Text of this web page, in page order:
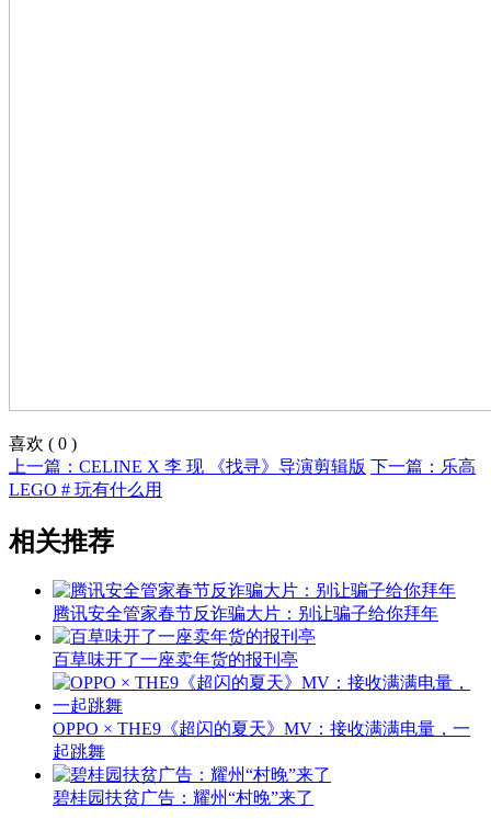
喜欢 ( 0 )
上一篇：CELINE X 李 现 《找寻》导演剪辑版 下一篇：乐高
LEGO # 玩有什么用
相关推荐
腾讯安全管家春节反诈骗大片：别让骗子给你拜年
百草味开了一座卖年货的报刊亭
OPPO × THE9《超闪的夏天》MV：接收满满电量，一
起跳舞
碧桂园扶贫广告：耀州“村晚”来了